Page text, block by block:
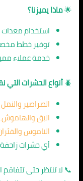
🌟ماذا يميزنا؟
استخدام معدات
توفير خطط
خدمة عملاء
🪲أنواع الحشرات
الصراصير
البق والهاموش.
الناموس
أي حشرات
📞 لا تنتظر حتى